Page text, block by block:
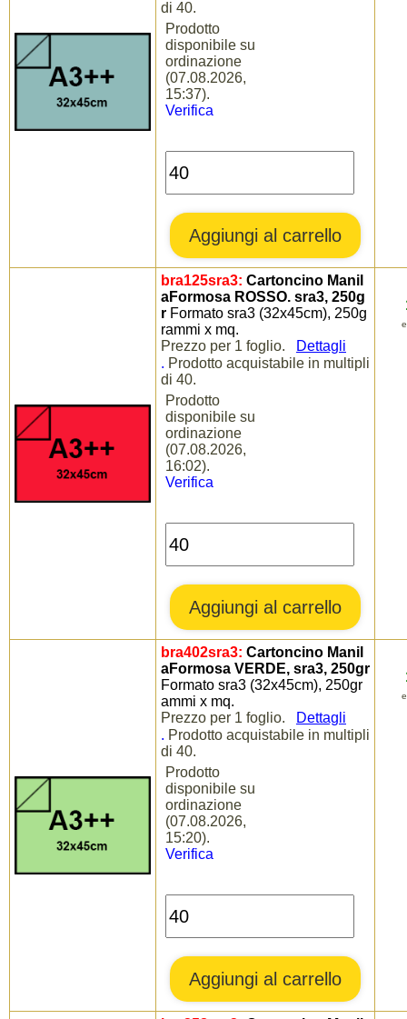
di 40.
Prodotto
disponibile su
ordinazione
(07.08.2026,
15:37).
Verifica
bra125sra3: Cartoncino Manil
aFormosa ROSSO. sra3, 250g
r Formato sra3 (32x45cm), 250g
rammi x mq.
Prezzo per 1 foglio.
Dettagli
. Prodotto acquistabile in multipli
di 40.
Prodotto
disponibile su
ordinazione
(07.08.2026,
16:02).
Verifica
bra402sra3: Cartoncino Manil
aFormosa VERDE, sra3, 250gr
Formato sra3 (32x45cm), 250gr
ammi x mq.
Prezzo per 1 foglio.
Dettagli
. Prodotto acquistabile in multipli
di 40.
Prodotto
disponibile su
ordinazione
(07.08.2026,
15:20).
Verifica